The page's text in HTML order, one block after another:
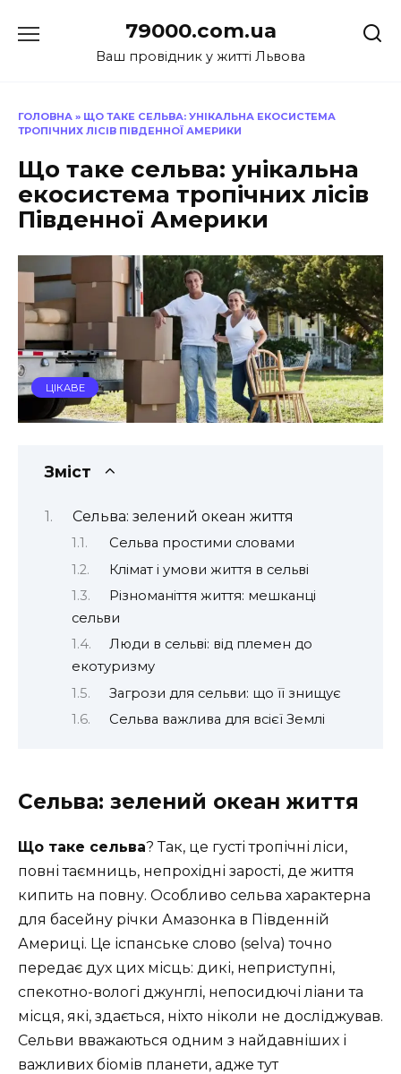
до
79000.com.ua
Ваш провідник у житті Львова
ГОЛОВНА » ЩО ТАКЕ СЕЛЬВА: УНІКАЛЬНА ЕКОСИСТЕМА
ТРОПІЧНИХ ЛІСІВ ПІВДЕННОЇ АМЕРИКИ
Що таке сельва: унікальна
екосистема тропічних лісів
Південної Америки
ЦІКАВЕ
Зміст
Сельва: зелений океан життя
Сельва простими словами
Клімат і умови життя в сельві
Різноманіття життя: мешканці
сельви
Люди в сельві: від племен до
екотуризму
Загрози для сельви: що її знищує
Сельва важлива для всієї Землі
Сельва: зелений океан життя
Що таке сельва? Так, це густі тропічні ліси,
повні таємниць, непрохідні зарості, де життя
кипить на повну. Особливо сельва характерна
для басейну річки Амазонка в Південній
Америці. Це іспанське слово (selva) точно
передає дух цих місць: дикі, неприступні,
спекотно-вологі джунглі, непосидючі ліани та
місця, які, здається, ніхто ніколи не досліджував.
Сельви вважаються одним з найдавніших і
важливих біомів планети, адже тут